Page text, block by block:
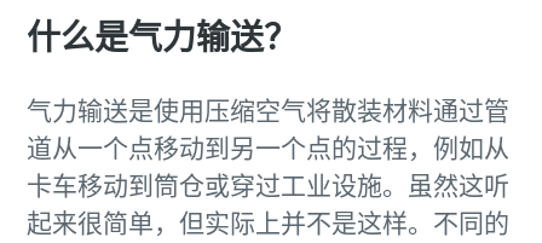
什么是气力输送？
气力输送是使用压缩空气将散装材料通过管
道从一个点移动到另一个点的过程，例如从
卡车移动到筒仓或穿过工业设施。虽然这听
起来很简单，但实际上并不是这样。不同的